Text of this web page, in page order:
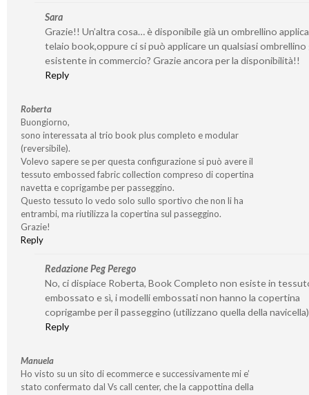
Sara
Grazie!! Un’altra cosa… è disponibile già un ombrellino
telaio book,oppure ci si può applicare un qualsiasi ombrellino
esistente in commercio? Grazie ancora per la disponibilità!!
Reply
Roberta
Buongiorno,
sono interessata al trio book plus completo e modular
(reversibile).
Volevo sapere se per questa configurazione si può avere il
tessuto embossed fabric collection compreso di copertina
navetta e coprigambe per passeggino.
Questo tessuto lo vedo solo sullo sportivo che non li ha
entrambi, ma riutilizza la copertina sul passeggino.
Grazie!
Reply
Redazione Peg Perego
No, ci dispiace Roberta, Book Completo non esiste in
embossato e sì, i modelli embossati non hanno la copertina
coprigambe per il passeggino (utilizzano quella della
Reply
Manuela
Ho visto su un sito di ecommerce e successivamente mi e’
stato confermato dal Vs call center, che la cappottina della